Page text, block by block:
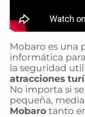
Mobaro es una
informática
la seguridad
atracciones
No importa si
pequeña,
Mobaro tanto